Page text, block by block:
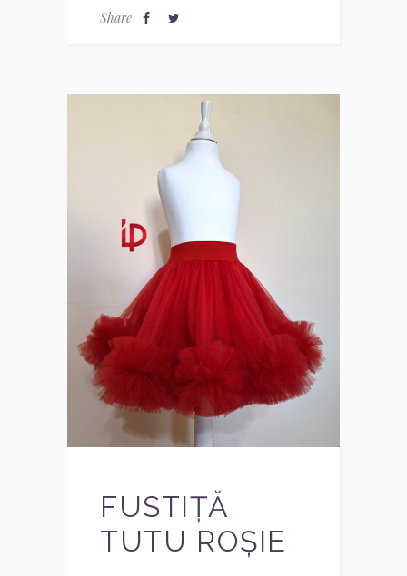
Share
FUSTIȚĂ
TUTU ROȘIE